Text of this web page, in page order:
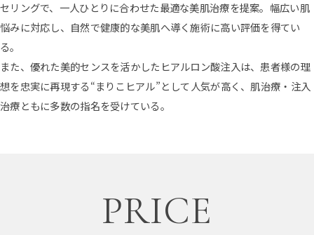
セリングで、一人ひとりに合わせた最適な美肌治療を提案。幅広い肌
悩みに対応し、自然で健康的な美肌へ導く施術に高い評価を得てい
る。
また、優れた美的センスを活かしたヒアルロン酸注入は、患者様の理
想を忠実に再現する“まりこヒアル”として人気が高く、肌治療・注入
治療ともに多数の指名を受けている。
PRICE